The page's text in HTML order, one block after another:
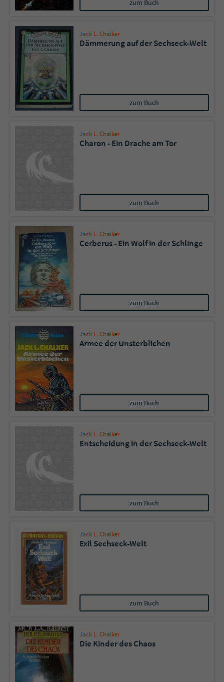
zum Buch
Jack L. Chalker
Dämmerung auf der Sechseck-Welt
zum Buch
Jack L. Chalker
Charon - Ein Drache am Tor
zum Buch
Jack L. Chalker
Cerberus - Ein Wolf in der Schlinge
zum Buch
Jack L. Chalker
Armee der Unsterblichen
zum Buch
Jack L. Chalker
Entscheidung in der Sechseck-Welt
zum Buch
Jack L. Chalker
Exil Sechseck-Welt
zum Buch
Jack L. Chalker
Die Kinder des Chaos